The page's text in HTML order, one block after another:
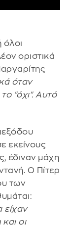
όλοι
οριστικά
όταν
"όχι". Αυτό
εκείνους
έδιναν μάχη
Ο Πίτερ
των
είχαν
οι